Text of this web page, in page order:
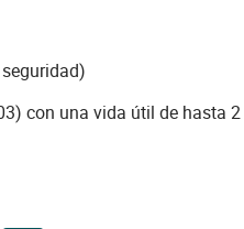
con una vida útil de hasta 2